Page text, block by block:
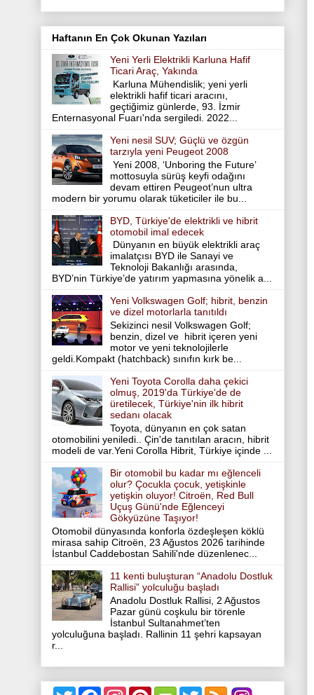
Haftanın En Çok Okunan Yazıları
Yeni Yerli Elektrikli Karluna Hafif
Ticari Araç, Yakında
Karluna Mühendislik; yeni yerli
elektrikli hafif ticari aracını,
geçtiğimiz günlerde, 93. İzmir
Enternasyonal Fuarı'nda sergiledi. 2022...
Yeni nesil SUV; Güçlü ve özgün
tarzıyla yeni Peugeot 2008
Yeni 2008, ‘Unboring the Future’
mottosuyla sürüş keyfi odağını
devam ettiren Peugeot’nun ultra
modern bir yorumu olarak tüketiciler ile bu...
BYD, Türkiye'de elektrikli ve hibrit
otomobil imal edecek
Dünyanın en büyük elektrikli araç
imalatçısı BYD ile Sanayi ve
Teknoloji Bakanlığı arasında,
BYD’nin Türkiye’de yatırım yapmasına yönelik a...
Yeni Volkswagen Golf; hibrit, benzin
ve dizel motorlarla tanıtıldı
Sekizinci nesil Volkswagen Golf;
benzin, dizel ve hibrit içeren yeni
motor ve yeni teknolojilerle
geldi.Kompakt (hatchback) sınıfın kırk be...
Yeni Toyota Corolla daha çekici
olmuş, 2019'da Türkiye'de de
üretilecek, Türkiye'nin ilk hibrit
sedanı olacak
Toyota, dünyanın en çok satan
otomobilini yeniledi.. Çin'de tanıtılan aracın, hibrit
modeli de var.Yeni Corolla Hibrit, Türkiye içinde ...
Bir otomobil bu kadar mı eğlenceli
olur? Çocukla çocuk, yetişkinle
yetişkin oluyor! Citroën, Red Bull
Uçuş Günü'nde Eğlenceyi
Gökyüzüne Taşıyor!
Otomobil dünyasında konforla özdeşleşen köklü
mirasa sahip Citroën, 23 Ağustos 2026 tarihinde
İstanbul Caddebostan Sahili'nde düzenlenec...
11 kenti buluşturan “Anadolu Dostluk
Rallisi” yolculuğu başladı
Anadolu Dostluk Rallisi, 2 Ağustos
Pazar günü coşkulu bir törenle
İstanbul Sultanahmet’ten
yolculuğuna başladı. Rallinin 11 şehri kapsayan
r...
T
F
P
T